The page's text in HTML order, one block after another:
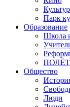
Парк
Образование
Школа
ПОЛЁТ
Общество
Люди